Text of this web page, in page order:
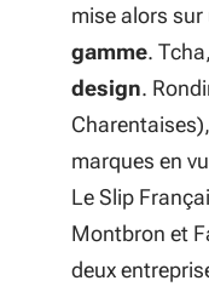
mise alors
gamme.
design.
marques en
Le Slip
Montbron et
deux